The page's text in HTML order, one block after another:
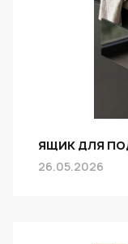
ЯЩИК ДЛЯ
26.05.2026